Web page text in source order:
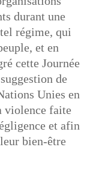
durant une
régime, qui
et en
cette Journée
de
Unies en
violence faite
et afin
bien-être